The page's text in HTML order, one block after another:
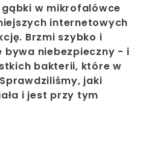
w mikrofalówce
internetowych
Brzmi szybko i
bywa niebezpieczny - i
bakterii, które w
jaki
i jest przy tym